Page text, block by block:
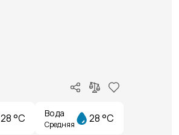
28 °C Вода
Средняя 28 °C